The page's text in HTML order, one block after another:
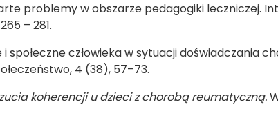
problemy w obszarze pedagogiki leczniczej.
– 281.
społeczne człowieka w sytuacji doświadczania
4 (38), 57–73.
koherencji u dzieci z chorobą reumatyczną.